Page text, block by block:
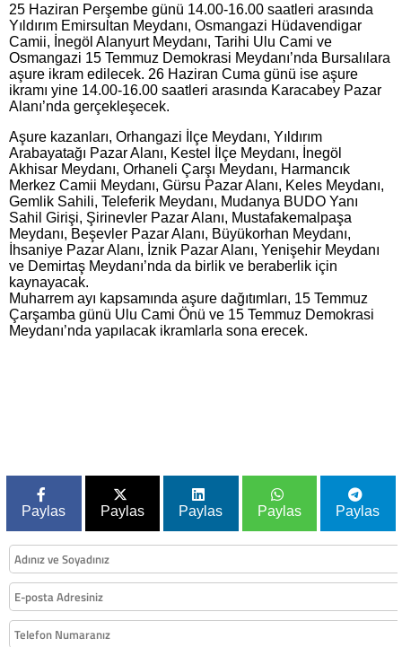
25 Haziran Perşembe günü 14.00-16.00 saatleri arasında
Yıldırım Emirsultan Meydanı, Osmangazi Hüdavendigar
Camii, İnegöl Alanyurt Meydanı, Tarihi Ulu Cami ve
Osmangazi 15 Temmuz Demokrasi Meydanı’nda Bursalılara
aşure ikram edilecek. 26 Haziran Cuma günü ise aşure
ikramı yine 14.00-16.00 saatleri arasında Karacabey Pazar
Alanı’nda gerçekleşecek.
Aşure kazanları, Orhangazi İlçe Meydanı, Yıldırım
Arabayatağı Pazar Alanı, Kestel İlçe Meydanı, İnegöl
Akhisar Meydanı, Orhaneli Çarşı Meydanı, Harmancık
Merkez Camii Meydanı, Gürsu Pazar Alanı, Keles Meydanı,
Gemlik Sahili, Teleferik Meydanı, Mudanya BUDO Yanı
Sahil Girişi, Şirinevler Pazar Alanı, Mustafakemalpaşa
Meydanı, Beşevler Pazar Alanı, Büyükorhan Meydanı,
İhsaniye Pazar Alanı, İznik Pazar Alanı, Yenişehir Meydanı
ve Demirtaş Meydanı’nda da birlik ve beraberlik için
kaynayacak.
Muharrem ayı kapsamında aşure dağıtımları, 15 Temmuz
Çarşamba günü Ulu Cami Önü ve 15 Temmuz Demokrasi
Meydanı’nda yapılacak ikramlarla sona erecek.
Paylas Paylas Paylas Paylas Paylas